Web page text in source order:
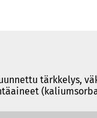
tärkkelys,